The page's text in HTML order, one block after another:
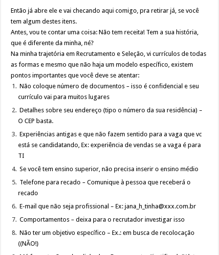
Então já abre ele e vai checando aqui comigo, pra retirar já, se você
tem algum destes itens.
Antes, vou te contar uma coisa: Não tem receita! Tem a sua história,
que é diferente da minha, né?
Na minha trajetória em Recrutamento e Seleção, vi currículos de todas
as formas e mesmo que não haja um modelo específico, existem
pontos importantes que você deve se atentar:
Não coloque número de documentos – isso é confidencial e seu
currículo vai para muitos lugares
Detalhes sobre seu endereço (tipo o número da sua residência) –
O CEP basta.
Experiências antigas e que não fazem sentido para a vaga que vc
está se candidatando, Ex: experiência de vendas se a vaga é para
TI
Se você tem ensino superior, não precisa inserir o ensino médio
Telefone para recado – Comunique à pessoa que receberá o
recado
E-mail que não seja profissional – Ex: jana_h_tinha@xxx.com.br
Comportamentos – deixa para o recrutador investigar isso
Não ter um objetivo específico – Ex.: em busca de recolocação
((NÃO!)